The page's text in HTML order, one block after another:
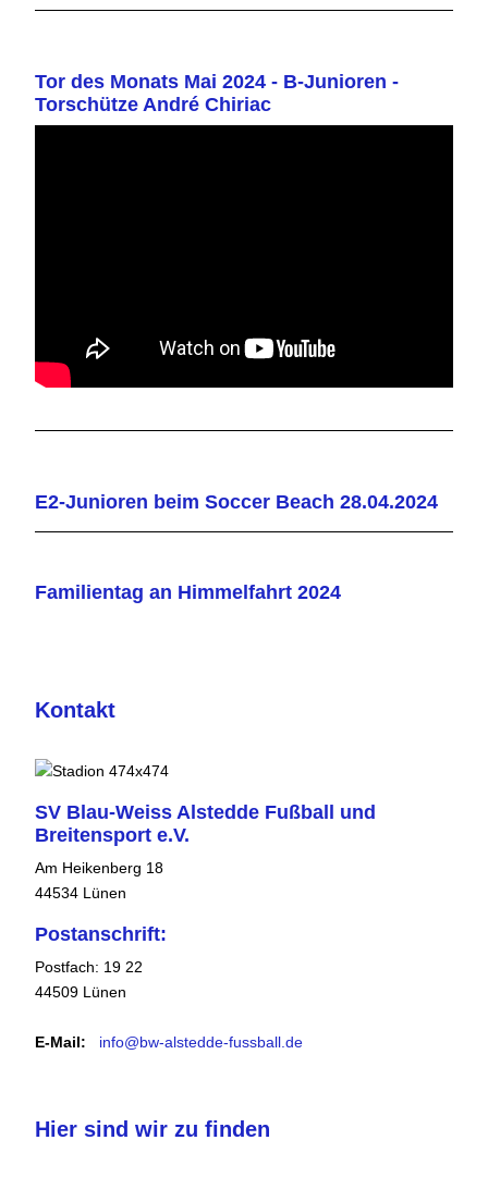
Tor des Monats Mai 2024 - B-Junioren -
Torschütze André Chiriac
E2-Junioren beim Soccer Beach 28.04.2024
Familientag an Himmelfahrt 2024
Kontakt
SV Blau-Weiss Alstedde Fußball und
Breitensport e.V.
Am Heikenberg 18
44534 Lünen
Postanschrift:
Postfach: 19 22
44509 Lünen
E-Mail: info@bw-alstedde-fussball.de
Hier sind wir zu finden